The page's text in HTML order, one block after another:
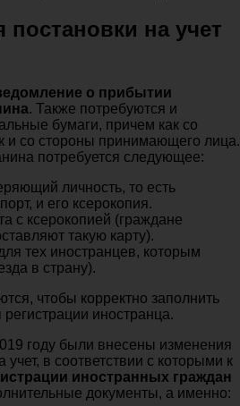
на учет
о прибытии
. Также потребуются и
бумаги, причем как со
и со стороны принимающего лица.
потребуется следующее:
личность, то есть
и его ксерокопия.
с ксерокопией (граждане
такую карту).
тех иностранцев, которым
в страну).
чтобы корректно заполнить
иностранца.
году были внесены изменения
в соответствии с которыми к
иностранных граждан
документы, а именно: